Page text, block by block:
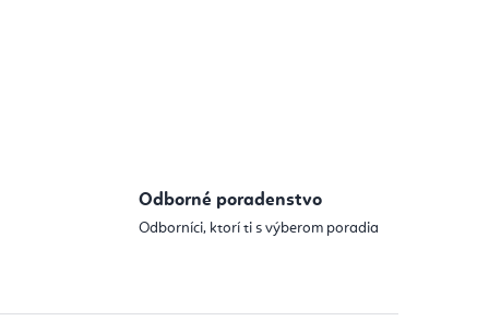
Odborné poradenstvo
Odborníci, ktorí ti s výberom poradia